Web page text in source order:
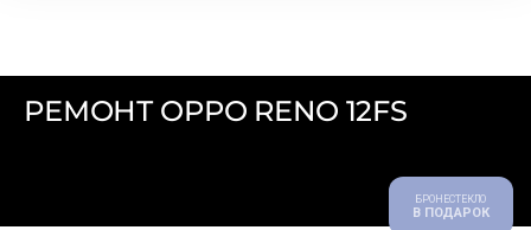
РЕМОНТ OPPO RENO 12FS
БРОНЕСТЕКЛО
В ПОДАРОК